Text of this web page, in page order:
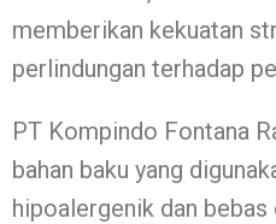
memberikan kekuatan
perlindungan terhadap
PT Kompindo Fontana
bahan baku yang
hipoalergenik dan